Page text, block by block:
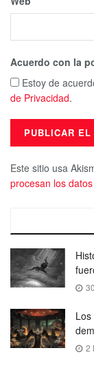
Acuerdo con la
Estoy de
de Privacidad.
Este sitio usa
procesan los
2